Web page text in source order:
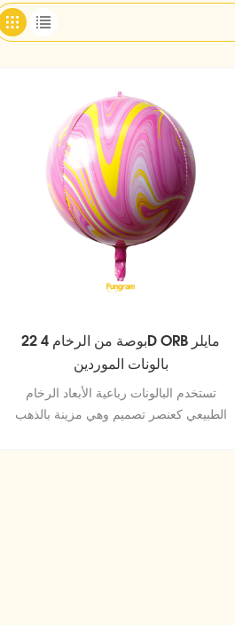
22 بوصة من الرخام 4D ORB مايلر
بالونات الموردين
تستخدم البالونات رباعية الأبعاد الرخام
الطبيعي كعنصر تصميم وهي مزينة بالذهب